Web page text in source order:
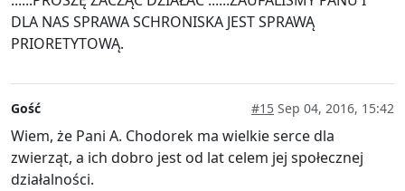
DLA NAS SPRAWA SCHRONISKA JEST SPRAWĄ
PRIORETYTOWĄ.
Gość #15 Sep 04, 2016, 15:42
Wiem, że Pani A. Chodorek ma wielkie serce dla
zwierząt, a ich dobro jest od lat celem jej społecznej
działalności.